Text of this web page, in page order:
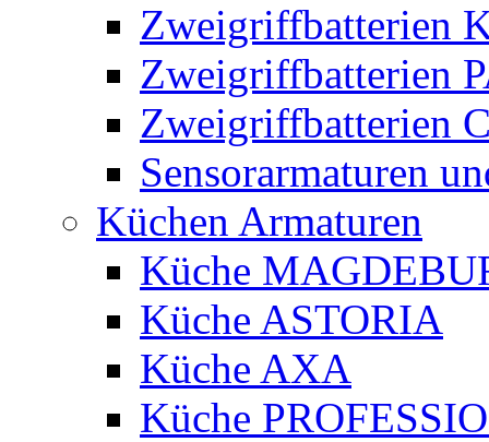
Zweigriffbatterien
Zweigriffbatterien
Zweigriffbatterien
Sensorarmaturen
Küchen Armaturen
Küche
Küche ASTORIA
Küche AXA
Küche